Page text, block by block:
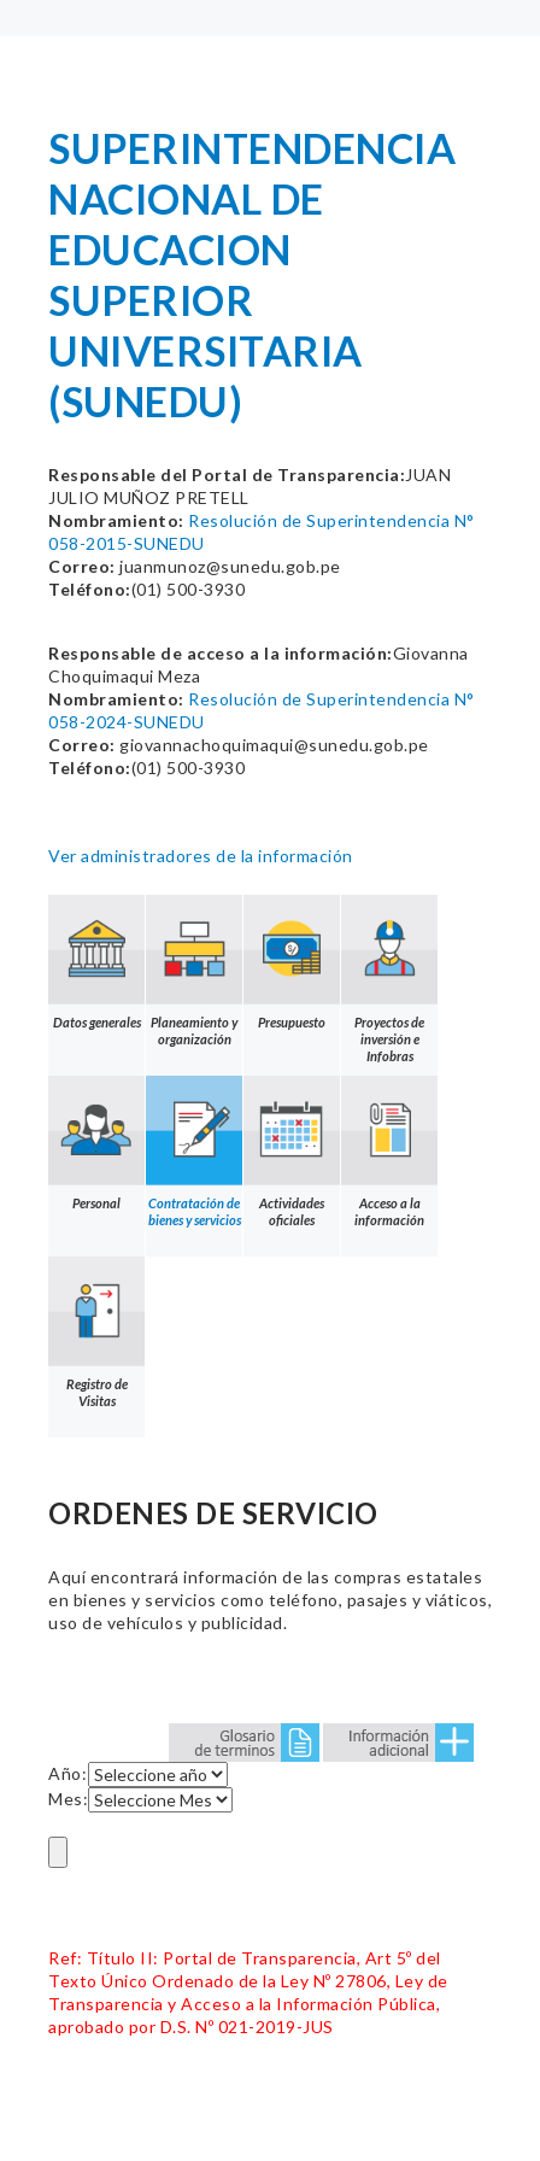
SUPERINTENDENCIA
NACIONAL DE
EDUCACION
SUPERIOR
UNIVERSITARIA
(SUNEDU)
Responsable del Portal de Transparencia: JUAN
JULIO MUÑOZ PRETELL
Nombramiento: Resolución de Superintendencia N°
058-2015-SUNEDU
Correo: juanmunoz@sunedu.gob.pe
Teléfono:(01) 500-3930
Responsable de acceso a la información:Giovanna
Choquimaqui Meza
Nombramiento: Resolución de Superintendencia N°
058-2024-SUNEDU
Correo: giovannachoquimaqui@sunedu.gob.pe
Teléfono:(01) 500-3930
Ver administradores de la información
Datos generales
Planeamiento y
organización
Presupuesto
Proyectos de
inversión e
Infobras
Personal
Contratación de
bienes y servicios
Actividades
oficiales
Acceso a la
información
Registro de
Visitas
ORDENES DE SERVICIO
Aquí encontrará información de las compras estatales
en bienes y servicios como teléfono, pasajes y viáticos,
uso de vehículos y publicidad.
Año:
Mes:
Ref: Título II: Portal de Transparencia, Art 5º del
Texto Único Ordenado de la Ley Nº 27806, Ley de
Transparencia y Acceso a la Información Pública,
aprobado por D.S. Nº 021-2019-JUS